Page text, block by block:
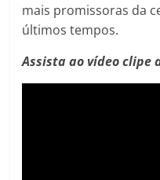
mais promissoras da
últimos tempos.
Assista ao vídeo clipe